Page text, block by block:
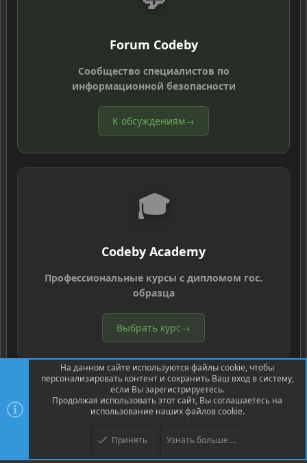
Forum Codeby
Сообщество специалистов по
информационной безопасности
К обсуждениям→
🎓
Codeby Academy
Профессиональные курсы с дипломом гос.
образца
Выбрать курс→
Community platform by XenForo ® © 2010-2026 XenForo Ltd.
© Jason Axelrod of 8WAYRUN
На данном сайте используются файлы cookie, чтобы
персонализировать контент и сохранить Ваш вход в систему,
если Вы зарегистрируетесь.
Продолжая использовать этот сайт, Вы соглашаетесь на
использование наших файлов cookie.
Принять Узнать больше....